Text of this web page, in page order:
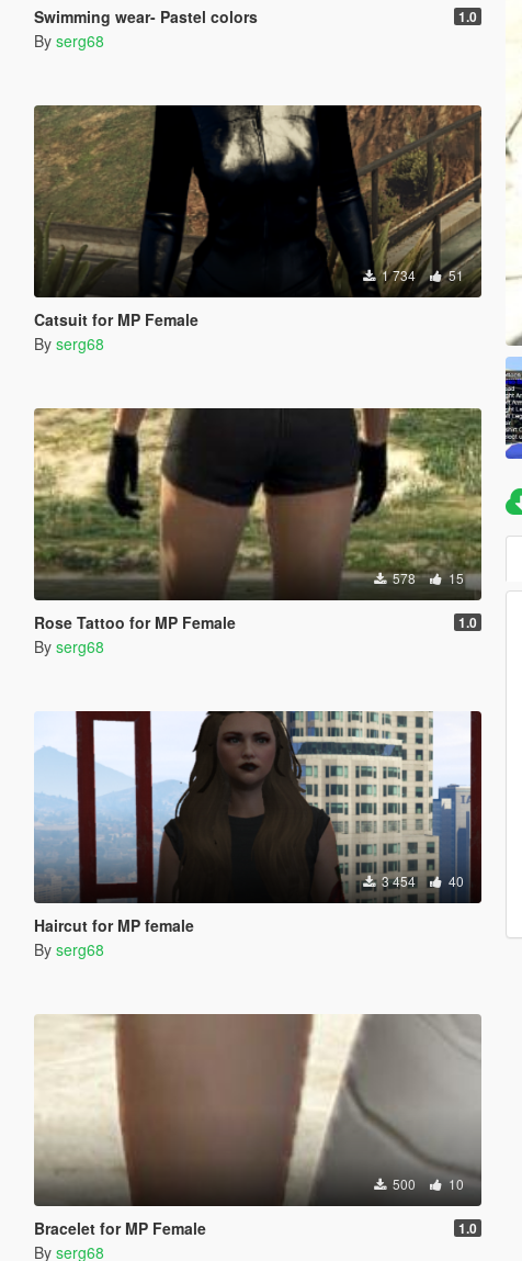
Swimming wear- Pastel colors 1.0
By serg68
1 734 51
Catsuit for MP Female
By serg68
578 15
Rose Tattoo for MP Female 1.0
By serg68
3 454 40
Haircut for MP female
By serg68
500 10
Bracelet for MP Female 1.0
By serg68